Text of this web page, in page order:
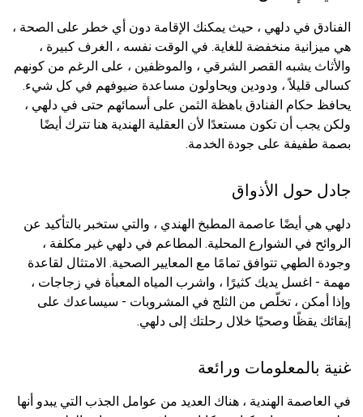
الفنادق في دلهي ، حيث يمكنك الإقامة دون أي خطر على الصحة ،
هي ميزانية منخفضة للغاية. في الوقت نفسه ، الغرف كبيرة ،
والأثاث يشبه القصر الشرقي ، والموظفين ، على الرغم من كونهم
كسالى قليلاً ، ودودين ويحاولون مساعدة ضيوفهم في كل شيء.
يحافظ حكام الفنادق باهظة الثمن على أسمائهم حتى في دلهي ،
ولكن يجب أن تكون مستعدًا لأن العقلية الهندية هنا تترك أيضًا
بصمة طفيفة على جودة الخدمة.
جادل حول الأذواق
دلهي هي أيضًا عاصمة المطبخ الهندي ، والتي ستخبر بالتأكيد عن
الروائح في الشوارع المحلية. المطاعم في دلهي غير مكلفة ،
وجودة الطهي تتوافق تمامًا مع المعايير الصحية. الامتثال لقاعدة
مهمة - اغسل يديك كثيرًا ، واشرب المياه المعبأة في زجاجات ،
وإذا أمكن ، تخلّص من الثلج في المشروبات - سيساعدك على
إبقائك يقظًا وصحيًا خلال رحلتك إلى دلهي.
غنية بالمعلومات ورائعة
في العاصمة الهندية ، هناك العديد من عوامل الجذب التي يبدو أنها